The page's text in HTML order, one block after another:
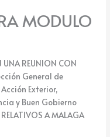
e
l
o
p
MODULO
UNA REUNION CON
General de
Exterior,
y Buen Gobierno
A MALAGA